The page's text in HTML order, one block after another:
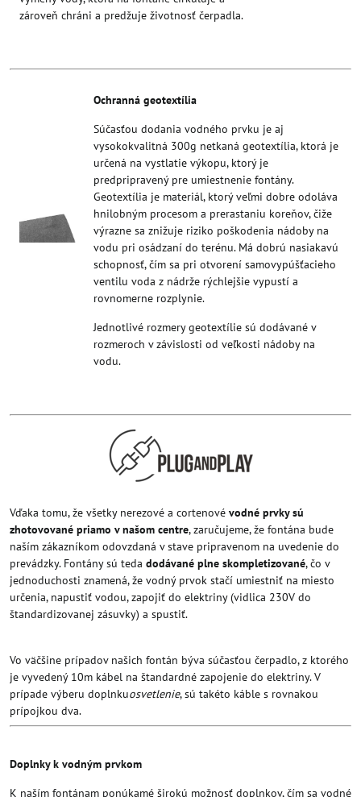
zároveň chráni a predžuje životnosť čerpadla.
Ochranná geotextília
Súčasťou dodania vodného prvku je aj
vysokokvalitná 300g netkaná geotextília, ktorá je
určená na vystlatie výkopu, ktorý je
predpripravený pre umiestnenie fontány.
Geotextília je materiál, ktorý veľmi dobre odoláva
hnilobným procesom a prerastaniu koreňov, čiže
výrazne sa znižuje riziko poškodenia nádoby na
vodu pri osádzaní do terénu. Má dobrú nasiakavú
schopnosť, čím sa pri otvorení samovypúšťacieho
ventilu voda z nádrže rýchlejšie vypustí a
rovnomerne rozplynie.
Jednotlivé rozmery geotextílie sú dodávané v
rozmeroch v závislosti od veľkosti nádoby na
vodu.
Vďaka tomu, že všetky nerezové a cortenové vodné prvky sú
zhotovované priamo v našom centre, zaručujeme, že fontána bude
naším zákazníkom odovzdaná v stave pripravenom na uvedenie do
prevádzky. Fontány sú teda dodávané plne skompletizované, čo v
jednoduchosti znamená, že vodný prvok stačí umiestniť na miesto
určenia, napustiť vodou, zapojiť do elektriny (vidlica 230V do
štandardizovanej zásuvky) a spustiť.
Vo väčšine prípadov našich fontán býva súčasťou čerpadlo, z ktorého
je vyvedený 10m kábel na štandardné zapojenie do elektriny. V
prípade výberu doplnkuosvetlenie, sú takéto káble s rovnakou
prípojkou dva.
Doplnky k vodným prvkom
K naším fontánam ponúkamé širokú možnosť doplnkov, čím sa vodné